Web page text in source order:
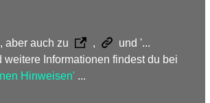
aber auch zu ,
und '...
weitere Informationen findest du bei
Hinweisen' ...